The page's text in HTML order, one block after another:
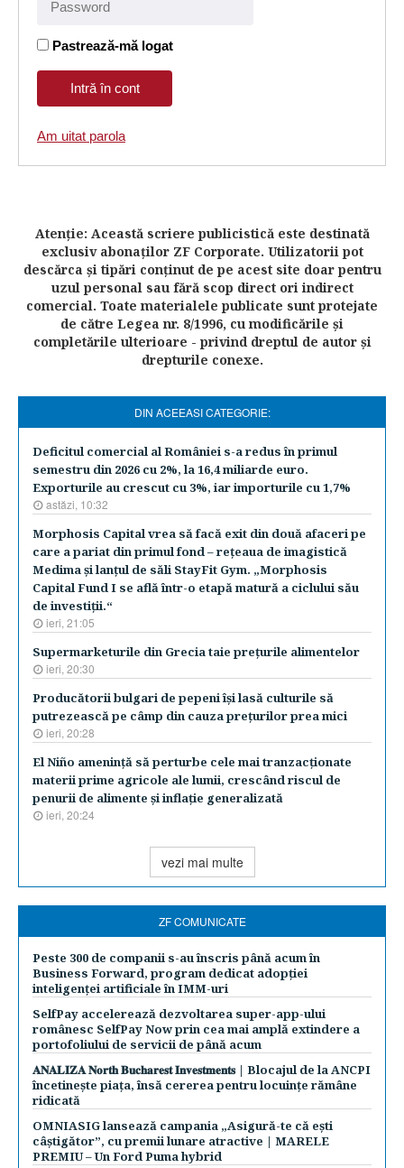
Pastrează-mă logat
Am uitat parola
Atenţie: Această scriere publicistică este destinată
exclusiv abonaţilor ZF Corporate. Utilizatorii pot
descărca şi tipări conţinut de pe acest site doar pentru
uzul personal sau fără scop direct ori indirect
comercial. Toate materialele publicate sunt protejate
de către Legea nr. 8/1996, cu modificările şi
completările ulterioare - privind dreptul de autor şi
drepturile conexe.
DIN ACEEASI CATEGORIE:
Deficitul comercial al României s-a redus în primul
semestru din 2026 cu 2%, la 16,4 miliarde euro.
Exporturile au crescut cu 3%, iar importurile cu 1,7%
astăzi, 10:32
Morphosis Capital vrea să facă exit din două afaceri pe
care a pariat din primul fond – reţeaua de imagistică
Medima şi lanţul de săli StayFit Gym. „Morphosis
Capital Fund I se află într-o etapă matură a ciclului său
de investiţii.“
ieri, 21:05
Supermarketurile din Grecia taie preţurile alimentelor
ieri, 20:30
Producătorii bulgari de pepeni îşi lasă culturile să
putrezească pe câmp din cauza preţurilor prea mici
ieri, 20:28
El Niño ameninţă să perturbe cele mai tranzacţionate
materii prime agricole ale lumii, crescând riscul de
penurii de alimente şi inflaţie generalizată
ieri, 20:24
vezi mai multe
ZF COMUNICATE
Peste 300 de companii s-au înscris până acum în
Business Forward, program dedicat adopției
inteligenței artificiale în IMM-uri
SelfPay accelerează dezvoltarea super-app-ului
românesc SelfPay Now prin cea mai amplă extindere a
portofoliului de servicii de până acum
𝐀𝐍𝐀𝐋𝐈𝐙𝐀 𝐍𝐨𝐫𝐭𝐡 𝐁𝐮𝐜𝐡𝐚𝐫𝐞𝐬𝐭 𝐈𝐧𝐯𝐞𝐬𝐭𝐦𝐞𝐧𝐭𝐬 | Blocajul de la ANCPI
încetinește piața, însă cererea pentru locuințe rămâne
ridicată
OMNIASIG lansează campania „Asigură-te că ești
câștigător”, cu premii lunare atractive | MARELE
PREMIU – Un Ford Puma hybrid